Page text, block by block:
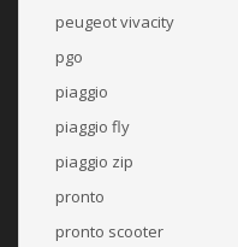
peugeot vivacity
pgo
piaggio
piaggio fly
piaggio zip
pronto
pronto scooter